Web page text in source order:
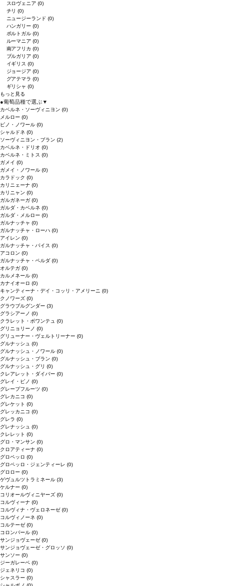
スロヴェニア(0)
チリ(0)
ニュージーランド(0)
ハンガリー(0)
ポルトガル(0)
ルーマニア(0)
南アフリカ(0)
ブルガリア(0)
イギリス(0)
ジョージア(0)
グアテマラ(0)
ギリシャ(0)
もっと見る
●葡萄品種で選ぶ▼
カベルネ・ソーヴィニヨン (0)
メルロー (0)
ピノ・ノワール (0)
シャルドネ (0)
ソーヴィニヨン・ブラン (2)
カベルネ・ドリオ (0)
カベルネ・ミトス (0)
ガメイ (0)
ガメイ・ノワール (0)
カラドック (0)
カリニェーナ (0)
カリニャン (0)
ガルガネーガ (0)
ガルダ・カベルネ (0)
ガルダ・メルロー (0)
ガルナッチャ (0)
ガルナッチャ・ローハ (0)
アイレン (0)
ガルナッチャ・パイス (0)
アコロン (0)
ガルナッチャ・ペルダ (0)
オルテガ (0)
カルメネール (0)
カナイオーロ (0)
キャンティーナ・デイ・コッリ・アメリーニ (0)
クノワーズ (0)
グラウブルグンダー (3)
グラシアーノ (0)
クラレット・ボワンテュ (0)
グリニョリーノ (0)
グリューナー・ヴェルトリーナー (0)
グルナッシュ (0)
グルナッシュ・ノワール (0)
グルナッシュ・ブラン (0)
グルナッシュ・グリ (0)
クレアレット・ダイバー (0)
グレイ・ピノ (0)
グレープフルーツ (0)
グレカニコ (0)
グレケット (0)
グレッカニコ (0)
グレラ (0)
グレナッシュ (0)
クレレット (0)
グロ・マンサン (0)
クロアティーナ (0)
グロペッロ (0)
グロペッロ・ジェンティーレ (0)
グロロー (0)
ゲヴュルツトラミネール (3)
ケルナー (0)
コリオールヴィニヤーズ (0)
コルヴィーナ (0)
コルヴィナ・ヴェロネーゼ (0)
コルヴィノーネ (0)
コルテーゼ (0)
コロンバール (0)
サンジョヴェーゼ (0)
サンジョヴェーゼ・グロッソ (0)
サンソー (0)
ジーガレーベ (0)
ジェネリコ (0)
シャスラー (0)